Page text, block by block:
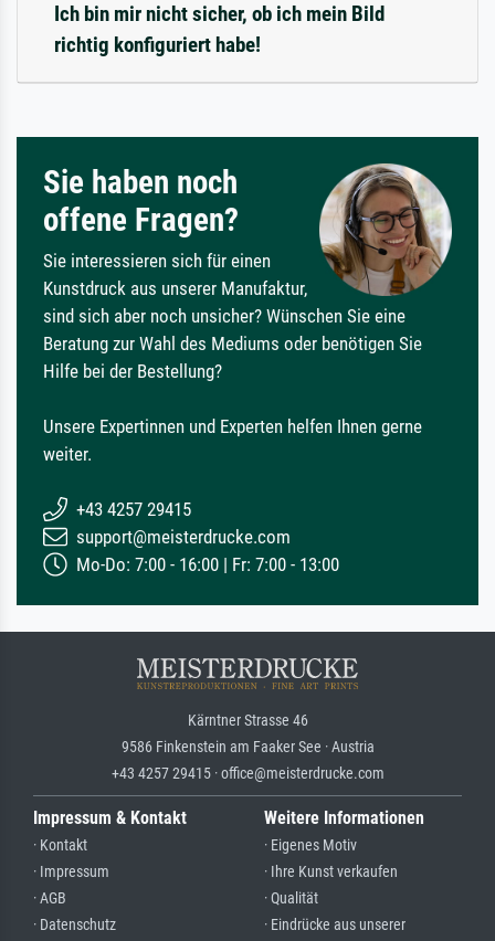
Ich bin mir nicht sicher, ob ich mein Bild
richtig konfiguriert habe!
Sie haben noch
offene Fragen?
Sie interessieren sich für einen
Kunstdruck aus unserer Manufaktur,
sind sich aber noch unsicher? Wünschen Sie eine
Beratung zur Wahl des Mediums oder benötigen Sie
Hilfe bei der Bestellung?
Unsere Expertinnen und Experten helfen Ihnen gerne
weiter.
+43 4257 29415
support@meisterdrucke.com
Mo-Do: 7:00 - 16:00 | Fr: 7:00 - 13:00
Kärntner Strasse 46
9586 Finkenstein am Faaker See · Austria
+43 4257 29415 · office@meisterdrucke.com
Impressum & Kontakt
· Kontakt
· Impressum
· AGB
· Datenschutz
Weitere Informationen
· Eigenes Motiv
· Ihre Kunst verkaufen
· Qualität
· Eindrücke aus unserer